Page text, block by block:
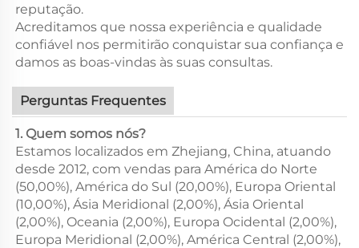
reputação.
Acreditamos que nossa experiência e qualidade
confiável nos permitirão conquistar sua confiança e
damos as boas-vindas às suas consultas.
Perguntas Frequentes
1. Quem somos nós?
Estamos localizados em Zhejiang, China, atuando
desde 2012, com vendas para América do Norte
(50,00%), América do Sul (20,00%), Europa Oriental
(10,00%), Ásia Meridional (2,00%), Ásia Oriental
(2,00%), Oceania (2,00%), Europa Ocidental (2,00%),
Europa Meridional (2,00%), América Central (2,00%),